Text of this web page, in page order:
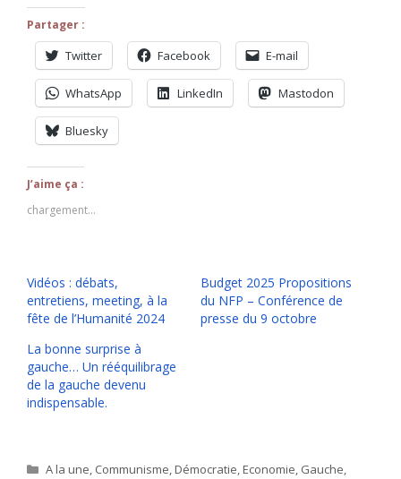
Partager :
Twitter Facebook E-mail
WhatsApp LinkedIn Mastodon
Bluesky
J’aime ça :
chargement…
Vidéos : débats,
entretiens, meeting, à la
fête de l’Humanité 2024
Budget 2025 Propositions
du NFP – Conférence de
presse du 9 octobre
La bonne surprise à
gauche… Un rééquilibrage
de la gauche devenu
indispensable.
Catégories
A la une, Communisme,Démocratie,Economie, Gauche,